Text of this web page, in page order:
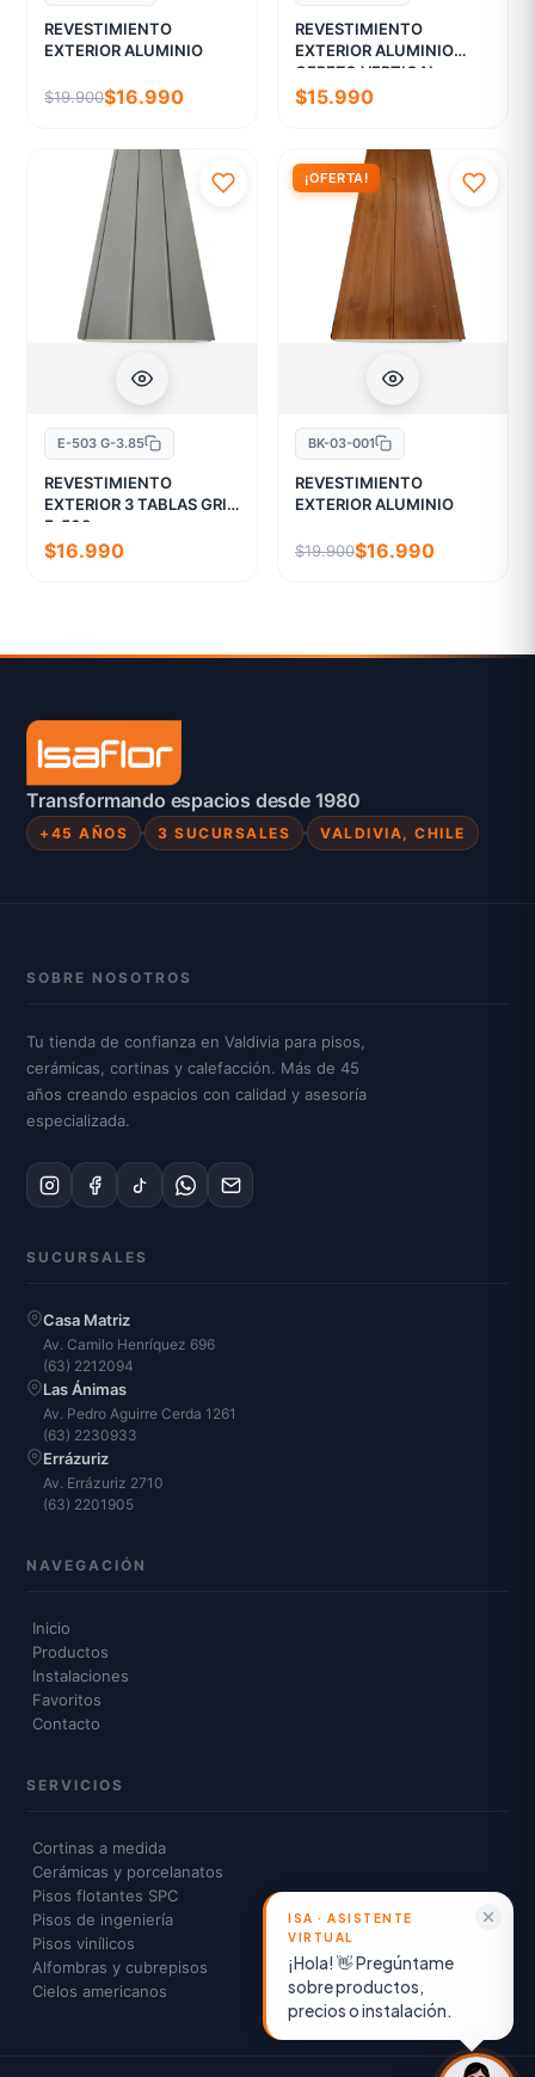
¡Hola! 👋 Pregúntame
sobre productos,
precios o instalación.
REVESTIMIENTO
EXTERIOR ALUMINIO
$19.900$16.990
REVESTIMIENTO
EXTERIOR ALUMINIO
CEREZO VERTICAL
$15.990
E-503 G-3.85
REVESTIMIENTO
EXTERIOR 3 TABLAS GRIS
E-503
$16.990
¡OFERTA!
BK-03-001
REVESTIMIENTO
EXTERIOR ALUMINIO
$19.900$16.990
Transformando espacios desde 1980
+45 AÑOS 3 SUCURSALES VALDIVIA, CHILE
SOBRE NOSOTROS
Tu tienda de confianza en Valdivia para pisos,
cerámicas, cortinas y calefacción. Más de 45
años creando espacios con calidad y asesoría
especializada.
SUCURSALES
Casa Matriz
Av. Camilo Henríquez 696
(63) 2212094
Las Ánimas
Av. Pedro Aguirre Cerda 1261
(63) 2230933
Errázuriz
Av. Errázuriz 2710
(63) 2201905
NAVEGACIÓN
Inicio
Productos
Instalaciones
Favoritos
Contacto
SERVICIOS
Cortinas a medida
Cerámicas y porcelanatos
Pisos flotantes SPC
Pisos de ingeniería
Pisos vinílicos
Alfombras y cubrepisos
Cielos americanos